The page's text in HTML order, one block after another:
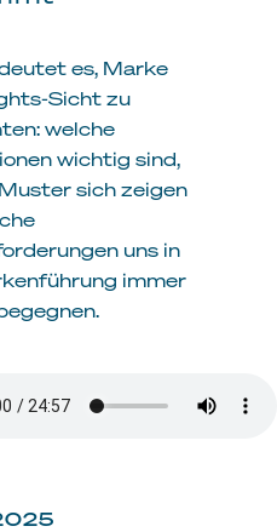
es, Marke
Sicht zu
welche
wichtig sind,
sich zeigen
uns in
immer